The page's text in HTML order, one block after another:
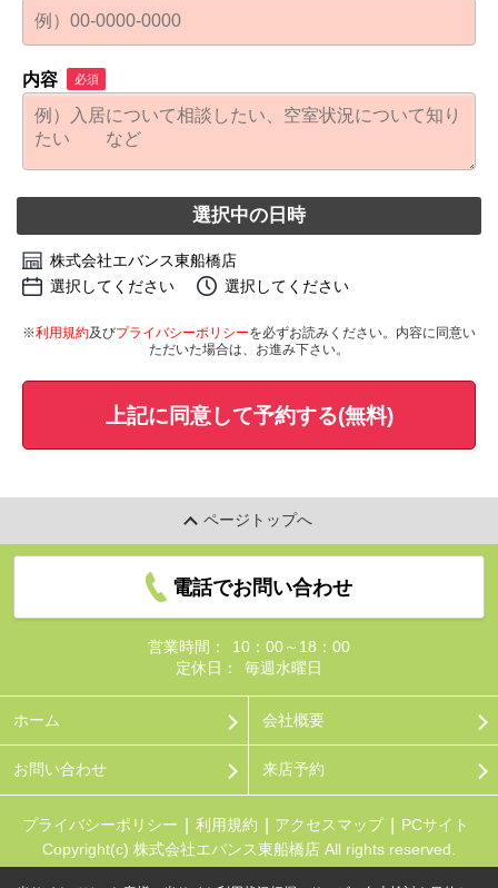
内容 必須
選択中の日時
株式会社エバンス東船橋店
選択してください
選択してください
※利用規約及びプライバシーポリシーを必ずお読みください。内容に同意い
ただいた場合は、お進み下さい。
上記に同意して予約する(無料)
ページトップへ
電話でお問い合わせ
営業時間：
10：00～18：00
定休日：
毎週水曜日
ホーム 会社概要
お問い合わせ 来店予約
プライバシーポリシー 利用規約 アクセスマップ
PCサイト
Copyright(c) 株式会社エバンス東船橋店 All rights reserved.